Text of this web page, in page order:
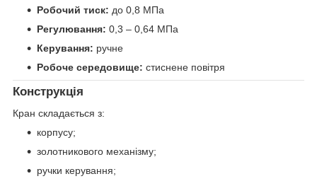
Робочий тиск: до 0,8 МПа
Регулювання: 0,3 – 0,64 МПа
Керування: ручне
Робоче середовище: стиснене повітря
Конструкція
Кран складається з:
корпусу;
золотникового механізму;
ручки керування;